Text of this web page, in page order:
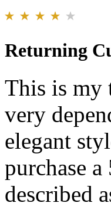
Returning
This is my
very
elegant
purchase
described